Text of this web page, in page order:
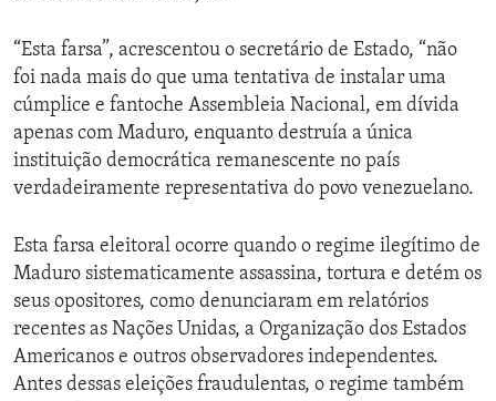
“Esta farsa”, acrescentou o secretário de Estado, “não
foi nada mais do que uma tentativa de instalar uma
cúmplice e fantoche Assembleia Nacional, em dívida
apenas com Maduro, enquanto destruía a única
instituição democrática remanescente no país
verdadeiramente representativa do povo venezuelano.
Esta farsa eleitoral ocorre quando o regime ilegítimo de
Maduro sistematicamente assassina, tortura e detém os
seus opositores, como denunciaram em relatórios
recentes as Nações Unidas, a Organização dos Estados
Americanos e outros observadores independentes.
Antes dessas eleições fraudulentas, o regime também